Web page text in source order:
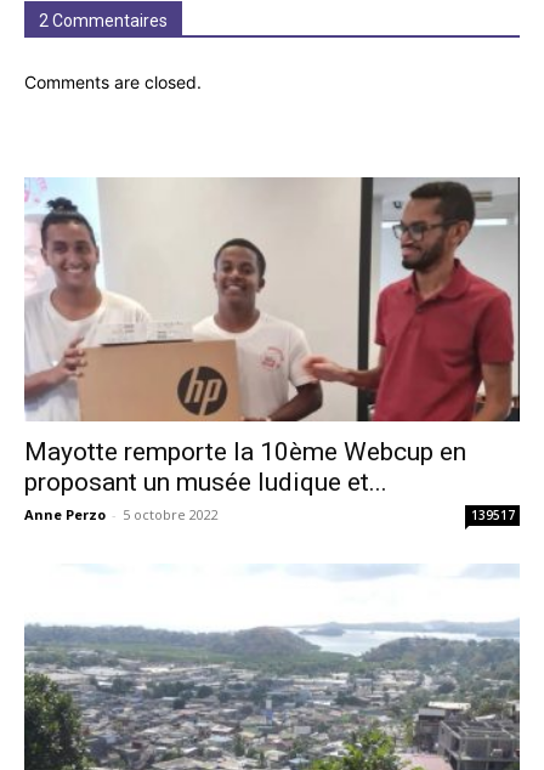
2 Commentaires
Comments are closed.
Mayotte remporte la 10ème Webcup en
proposant un musée ludique et...
Anne Perzo - 5 octobre 2022 139517